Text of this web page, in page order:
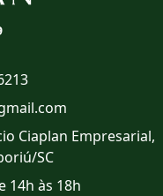
Ciaplan Empresarial,
SC
14h às 18h